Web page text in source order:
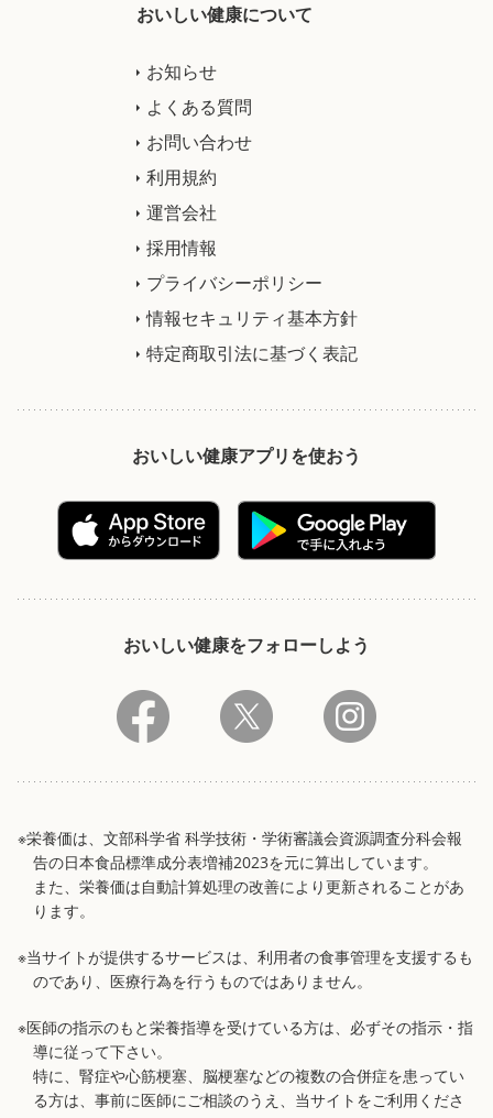
おいしい健康について
お知らせ
よくある質問
お問い合わせ
利用規約
運営会社
採用情報
プライバシーポリシー
情報セキュリティ基本方針
特定商取引法に基づく表記
おいしい健康アプリを使おう
おいしい健康をフォローしよう
※栄養価は、文部科学省 科学技術・学術審議会資源調査分科会報
告の日本食品標準成分表増補2023を元に算出しています。
また、栄養価は自動計算処理の改善により更新されることがあ
ります。
※当サイトが提供するサービスは、利用者の食事管理を支援するも
のであり、医療行為を行うものではありません。
※医師の指示のもと栄養指導を受けている方は、必ずその指示・指
導に従って下さい。
特に、腎症や心筋梗塞、脳梗塞などの複数の合併症を患ってい
る方は、事前に医師にご相談のうえ、当サイトをご利用くださ